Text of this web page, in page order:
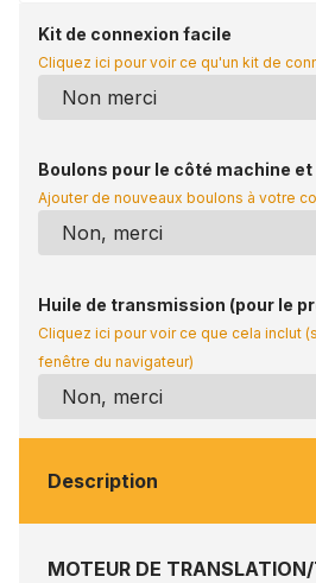
Kit de connexion facile
Cliquez ici pour voir ce qu'un kit de
Boulons pour le côté machine
Ajouter de nouveaux boulons à votre
Huile de transmission (pour le
Cliquez ici pour voir ce que cela inclut
fenêtre du navigateur)
Description
MOTEUR DE